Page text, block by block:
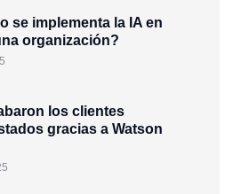
se implementa la IA en
organización?
los clientes
gracias a Watson